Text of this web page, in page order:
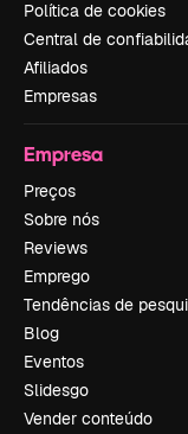
Política de cookies
Central de
Afiliados
Empresas
Empresa
Preços
Sobre nós
Reviews
Emprego
Tendências de
Blog
Eventos
Slidesgo
Vender conteúdo